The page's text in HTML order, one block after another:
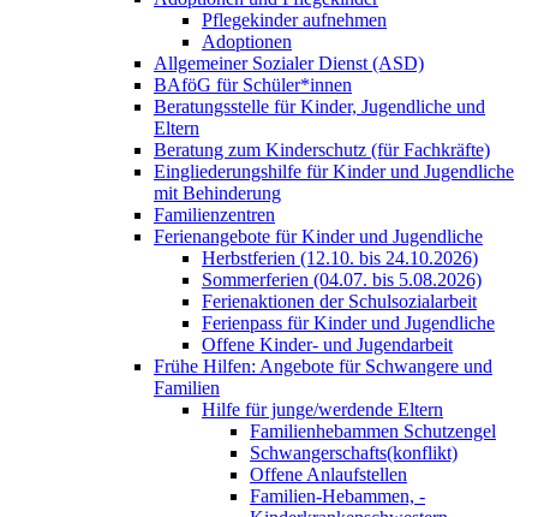
Pflegekinder aufnehmen
Adoptionen
Allgemeiner Sozialer Dienst (ASD)
BAföG für Schüler*innen
Beratungsstelle für Kinder, Jugendliche und
Eltern
Beratung zum Kinderschutz (für Fachkräfte)
Eingliederungshilfe für Kinder und Jugendliche
mit Behinderung
Familienzentren
Ferienangebote für Kinder und Jugendliche
Herbstferien (12.10. bis 24.10.2026)
Sommerferien (04.07. bis 5.08.2026)
Ferienaktionen der Schulsozialarbeit
Ferienpass für Kinder und Jugendliche
Offene Kinder- und Jugendarbeit
Frühe Hilfen: Angebote für Schwangere und
Familien
Hilfe für junge/werdende Eltern
Familienhebammen Schutzengel
Schwangerschafts(konflikt)
Offene Anlaufstellen
Familien-Hebammen, -